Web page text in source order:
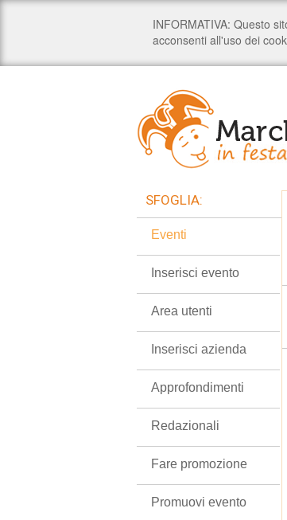
SFOGLIA:
Eventi
Inserisci evento
Area utenti
Inserisci azienda
Approfondimenti
Redazionali
Fare promozione
Promuovi evento